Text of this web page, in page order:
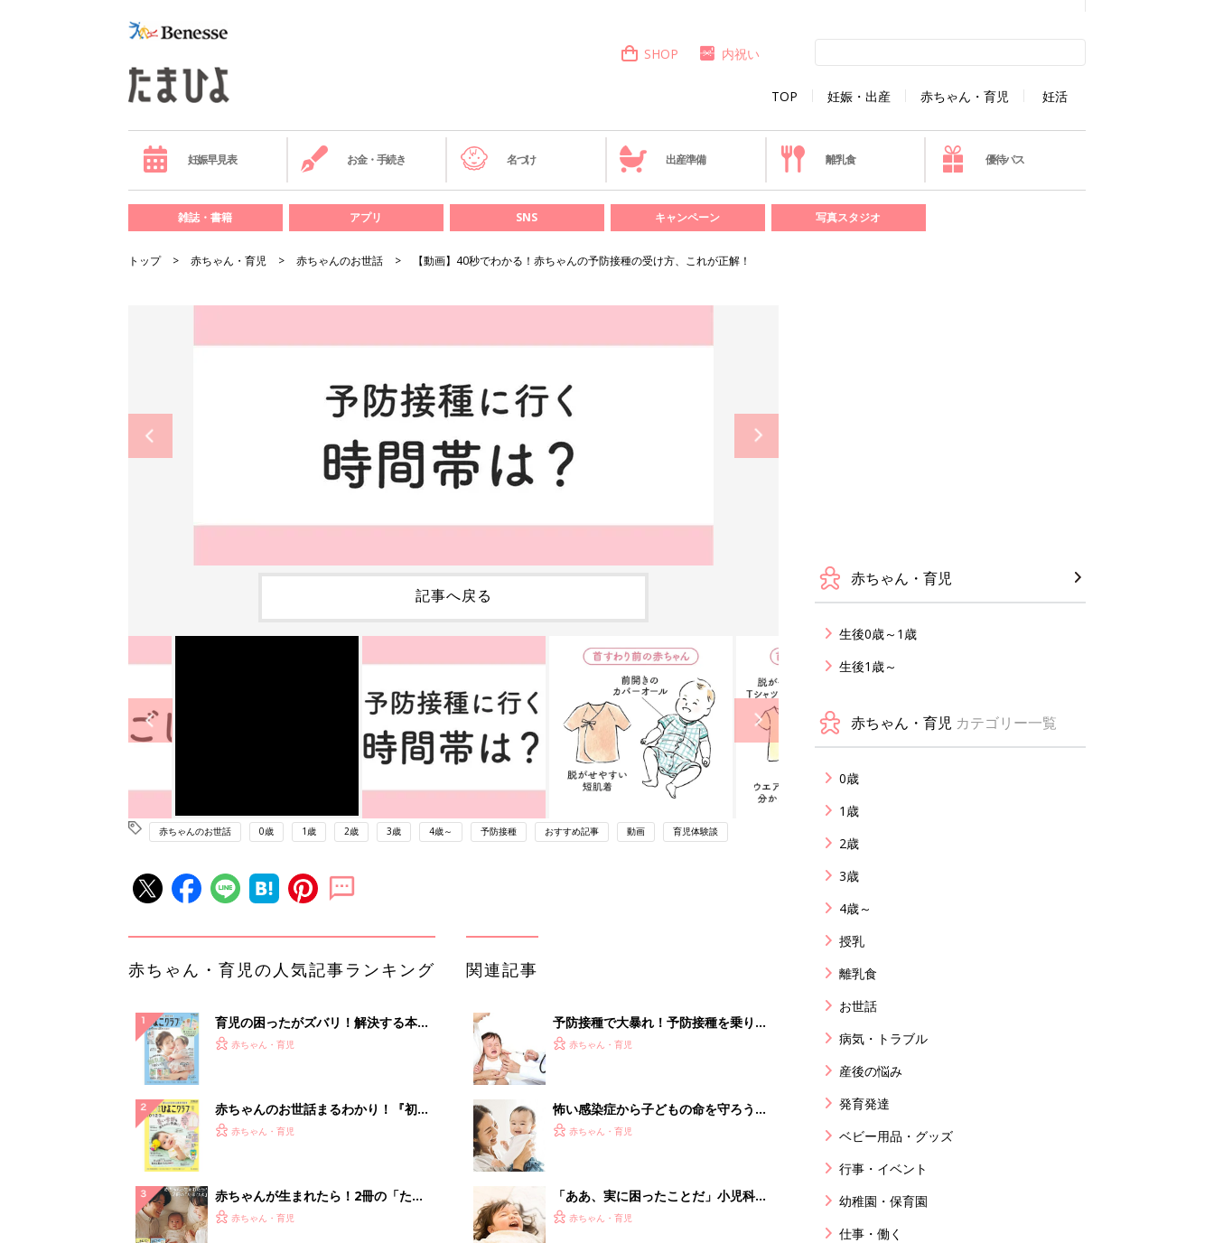
TOP 妊娠・出産 赤ちゃん・育児 妊活
SHOP 内祝い
妊娠早見表 お金・手続き 名づけ 出産準備 離乳食 優待パス
雑誌・書籍 アプリ SNS キャンペーン 写真スタジオ
トップ 赤ちゃん・育児 赤ちゃんのお世話 【動画】40秒でわかる！赤ちゃんの予防接種の受け方、これが正解！
記事へ戻る
赤ちゃんのお世話 0歳 1歳 2歳 3歳 4歳～ 予防接種 おすすめ記事 動画 育児体験談
赤ちゃん・育児の人気記事ランキング
育児の困ったがズバリ！解決する本
『ひよこクラブ 夏号』 4カ月～2才
赤ちゃん・育児
赤ちゃんのお世話まるわかり！『初め
てのひよこクラブ 夏号』〈巻頭大特
赤ちゃん・育児
赤ちゃんが生まれたら！2冊の「たま
ひよ」
赤ちゃん・育児
関連記事
予防接種で大暴れ！予防接種を乗り切
ったママ・パパたちの経験談
赤ちゃん・育児
怖い感染症から子どもの命を守ろう！
「麻疹」「風疹」の排除国である日本
赤ちゃん・育児
「ああ、実に困ったことだ」小児科医
の嘆き。繰り返されるワクチンの供給
赤ちゃん・育児
赤ちゃん・育児
生後0歳～1歳
生後1歳～
赤ちゃん・育児 カテゴリー一覧
0歳
1歳
2歳
3歳
4歳～
授乳
離乳食
お世話
病気・トラブル
産後の悩み
発育発達
ベビー用品・グッズ
行事・イベント
幼稚園・保育園
仕事・働く